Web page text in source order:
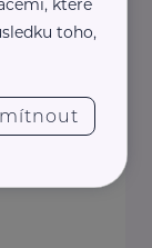
které
toho,